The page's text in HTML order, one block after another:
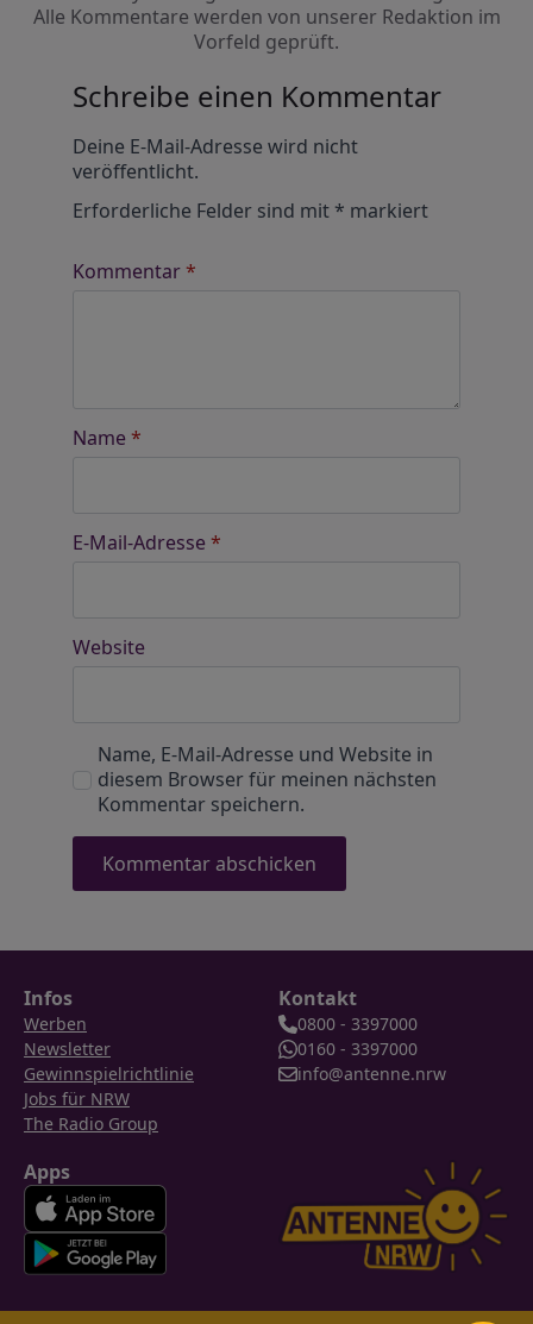
Alle Kommentare werden von unserer Redaktion im
Vorfeld geprüft.
Schreibe einen Kommentar
Deine E-Mail-Adresse wird nicht
veröffentlicht.
Erforderliche Felder sind mit* markiert
Kommentar*
Name *
E-Mail-Adresse *
Website
Name, E-Mail-Adresse und Website in
diesem Browser für meinen nächsten
Kommentar speichern.
Infos
Werben
Newsletter
Gewinnspielrichtlinie
Jobs für NRW
The Radio Group
Kontakt
0800 - 3397000
0160 - 3397000
info@antenne.nrw
Apps